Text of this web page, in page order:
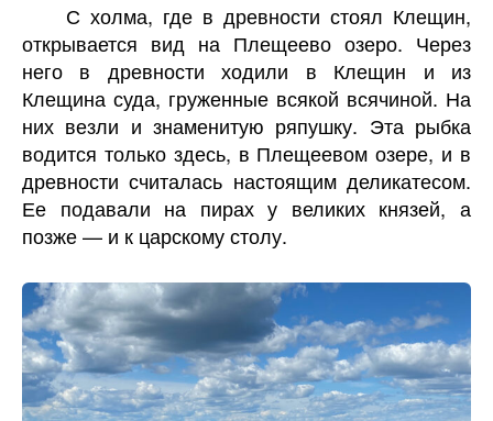
С холма, где в древности стоял Клещин,
открывается вид на Плещеево озеро. Через
него в древности ходили в Клещин и из
Клещина суда, груженные всякой всячиной. На
них везли и знаменитую ряпушку. Эта рыбка
водится только здесь, в Плещеевом озере, и в
древности считалась настоящим деликатесом.
Ее подавали на пирах у великих князей, а
позже — и к царскому столу.